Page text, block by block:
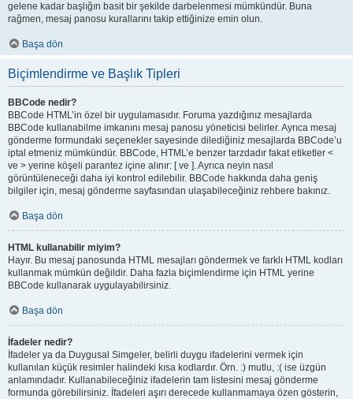
gelene kadar başlığın basit bir şekilde darbelenmesi mümkündür. Buna
rağmen, mesaj panosu kurallarını takip ettiğinize emin olun.
Başa dön
Biçimlendirme ve Başlık Tipleri
BBCode nedir?
BBCode HTML’in özel bir uygulamasıdır. Foruma yazdığınız mesajlarda
BBCode kullanabilme imkanını mesaj panosu yöneticisi belirler. Ayrıca mesaj
gönderme formundaki seçenekler sayesinde dilediğiniz mesajlarda BBCode’u
iptal etmeniz mümkündür. BBCode, HTML’e benzer tarzdadır fakat etiketler <
ve > yerine köşeli parantez içine alınır: [ ve ]. Ayrıca neyin nasıl
görüntüleneceği daha iyi kontrol edilebilir. BBCode hakkında daha geniş
bilgiler için, mesaj gönderme sayfasından ulaşabileceğiniz rehbere bakınız.
Başa dön
HTML kullanabilir miyim?
Hayır. Bu mesaj panosunda HTML mesajları göndermek ve farklı HTML kodları
kullanmak mümkün değildir. Daha fazla biçimlendirme için HTML yerine
BBCode kullanarak uygulayabilirsiniz.
Başa dön
İfadeler nedir?
İfadeler ya da Duygusal Simgeler, belirli duygu ifadelerini vermek için
kullanılan küçük resimler halindeki kısa kodlardır. Örn. :) mutlu, :( ise üzgün
anlamındadır. Kullanabileceğiniz ifadelerin tam listesini mesaj gönderme
formunda görebilirsiniz. İfadeleri aşırı derecede kullanmamaya özen gösterin,